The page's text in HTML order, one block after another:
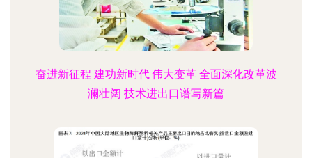
奋进新征程 建功新时代·伟大变革 全面深化改革波
澜壮阔 技术进出口谱写新篇